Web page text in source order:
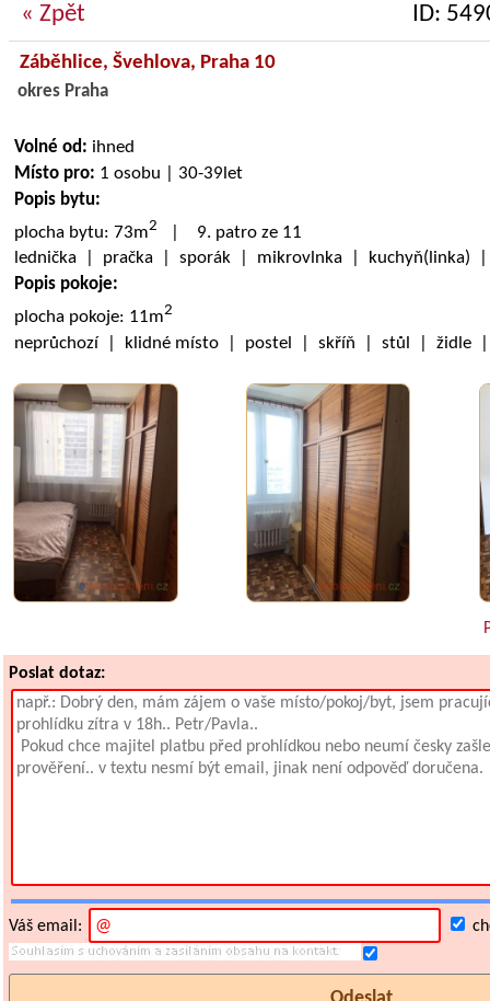
« Zpět
ID:
Záběhlice, Švehlova, Praha 10
okres Praha
Volné od: ihned
Místo pro: 1 osobu | 30-39let
Popis bytu:
plocha bytu: 73m2
| 9. patro ze 11
lednička | pračka | sporák | mikrovlnka |
Popis pokoje:
plocha pokoje: 11m2
neprůchozí | klidné místo | postel | skříň | stůl |
Poslat dotaz:
Váš email: